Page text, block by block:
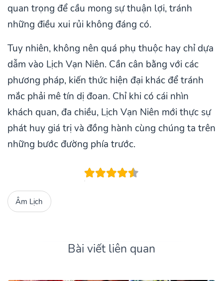
quan trọng để cầu mong sự thuận lợi, tránh
những điều xui rủi không đáng có.
Tuy nhiên, không nên quá phụ thuộc hay chỉ dựa
dẫm vào Lịch Vạn Niên. Cần cân bằng với các
phương pháp, kiến thức hiện đại khác để tránh
mắc phải mê tín dị đoan. Chỉ khi có cái nhìn
khách quan, đa chiều, Lịch Vạn Niên mới thực sự
phát huy giá trị và đồng hành cùng chúng ta trên
những bước đường phía trước.
Âm Lịch
Bài viết liên quan